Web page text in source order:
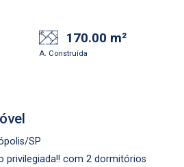
170.00 m²
A. Construída
SP
privilegiada!! com 2 dormitórios